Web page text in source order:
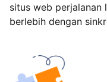
situs web perjalanan
berlebih dengan